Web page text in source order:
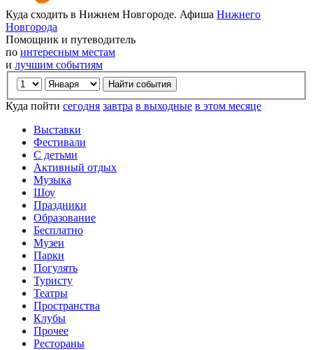
Куда сходить в Нижнем Новгороде. Афиша Нижнего
Новгорода
Помощник и путеводитель
по интересным местам
и лучшим событиям
Куда пойти сегодня завтра в выходные в этом месяце
Выставки
Фестивали
С детьми
Активный отдых
Музыка
Шоу
Праздники
Образование
Бесплатно
Музеи
Парки
Погулять
Туристу
Театры
Пространства
Клубы
Прочее
Рестораны